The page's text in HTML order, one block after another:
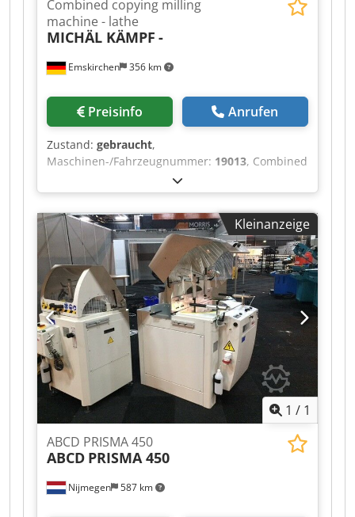
Emskirchen 356 km
Combined copying milling
machine - lathe
MICHÄL KÄMPF -
Preisinfo Anrufen
Zustand: gebraucht,
Maschinen-/Fahrzeugnummer: 19013, Combined
copying milling machine - lathe MICHÄL KÄMPF
Online-Video-Inspection by Skype-Video We
would be very pleased with your visit - more
machines on Stock Available Immediately - Can
be inspect On Stock Emskirchen / Nürnberg -
Can be test Djdpfsh Axryox Aprsck
Kleinanzeige
1 / 1
Nijmegen 587 km
ABCD PRISMA 450
ABCD PRISMA 450